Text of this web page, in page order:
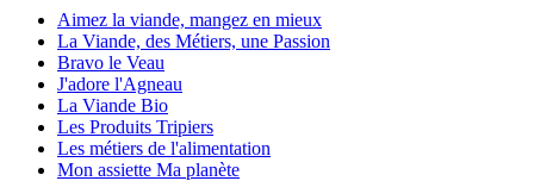
Aimez la viande, mangez en mieux
La Viande, des Métiers, une Passion
Bravo le Veau
J'adore l'Agneau
La Viande Bio
Les Produits Tripiers
Les métiers de l'alimentation
Mon assiette Ma planète